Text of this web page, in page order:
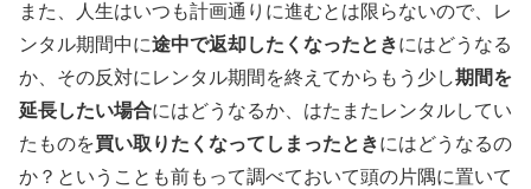
また、人生はいつも計画通りに進むとは限らないので、レ
ンタル期間中に途中で返却したくなったときにはどうなる
か、その反対にレンタル期間を終えてからもう少し期間を
延長したい場合にはどうなるか、はたまたレンタルしてい
たものを買い取りたくなってしまったときにはどうなるの
か？ということも前もって調べておいて頭の片隅に置いて